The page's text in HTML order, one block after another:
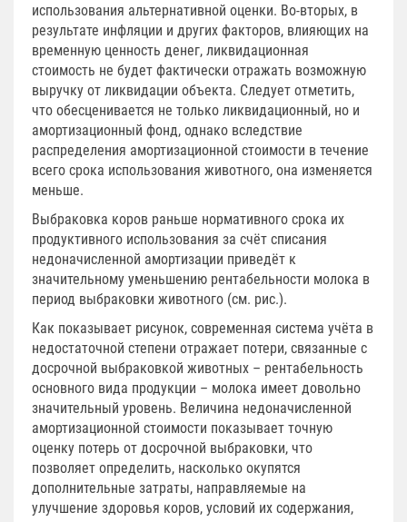
использования альтернативной оценки. Во-вторых, в
результате инфляции и других факторов, влияющих на
временную ценность денег, ликвидационная
стоимость не будет фактически отражать возможную
выручку от ликвидации объекта. Следует отметить,
что обесценивается не только ликвидационный, но и
амортизационный фонд, однако вследствие
распределения амортизационной стоимости в течение
всего срока использования животного, она изменяется
меньше.
Выбраковка коров раньше нормативного срока их
продуктивного использования за счёт списания
недоначисленной амортизации приведёт к
значительному уменьшению рентабельности молока в
период выбраковки животного (см. рис.).
Как показывает рисунок, современная система учёта в
недостаточной степени отражает потери, связанные с
досрочной выбраковкой животных – рентабельность
основного вида продукции – молока имеет довольно
значительный уровень. Величина недоначисленной
амортизационной стоимости показывает точную
оценку потерь от досрочной выбраковки, что
позволяет определить, насколько окупятся
дополнительные затраты, направляемые на
улучшение здоровья коров, условий их содержания,